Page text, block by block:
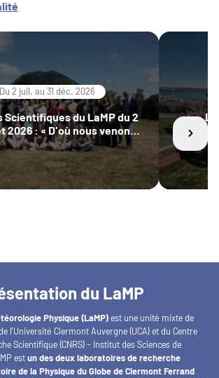
Du 2 juil. au 31 déc. 2026
Scientifiques du LaMP du 2
2026 : « D'où nous venons,
où nous allons »
Le
du LaMP
Physique (LaMP)est une unité mixte de
l’Université Clermont Auvergne (UCA) et du Centre
Scientifique (CNRS) - Institut des Sciences de
estun des deux laboratoires de recherche
de la Physique du Globe de Clermont Ferrand